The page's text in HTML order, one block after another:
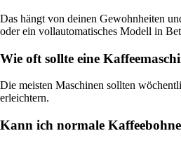
Das hängt von deinen Gewohnheiten
oder ein vollautomatisches Modell in
Wie oft sollte eine
Die meisten Maschinen sollten
erleichtern.
Kann ich normale